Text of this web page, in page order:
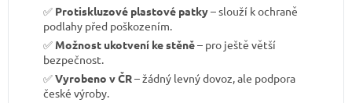
✅ Protiskluzové plastové patky– slouží k ochraně
podlahy před poškozením.
✅ Možnost ukotvení ke stěně– pro ještě větší
bezpečnost.
✅Vyrobeno v ČR– žádný levný dovoz, ale podpora
české výroby.